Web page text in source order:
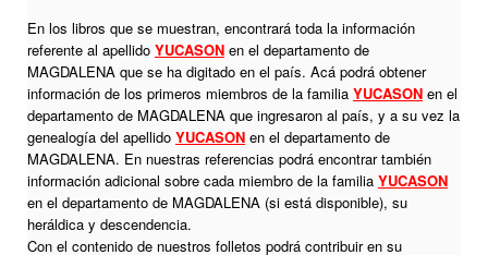
En los libros que se muestran, encontrará toda la información
referente al apellido YUCASON en el departamento de
MAGDALENA que se ha digitado en el país. Acá podrá obtener
información de los primeros miembros de la familia YUCASON en el
departamento de MAGDALENA que ingresaron al país, y a su vez la
genealogía del apellido YUCASON en el departamento de
MAGDALENA. En nuestras referencias podrá encontrar también
información adicional sobre cada miembro de la familia YUCASON
en el departamento de MAGDALENA (si está disponible), su
heráldica y descendencia.
Con el contenido de nuestros folletos podrá contribuir en su